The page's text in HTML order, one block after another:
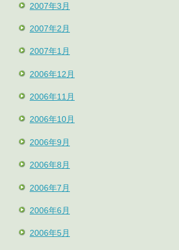
2007年3月
2007年2月
2007年1月
2006年12月
2006年11月
2006年10月
2006年9月
2006年8月
2006年7月
2006年6月
2006年5月